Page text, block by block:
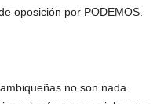
oposición por PODEMOS.
no son nada